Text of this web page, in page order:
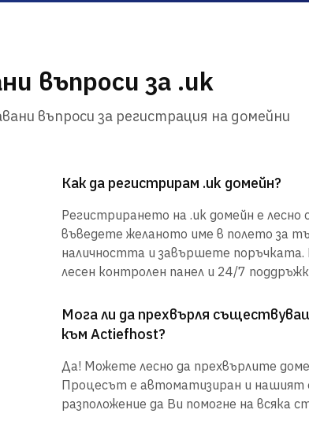
въпроси за .uk
въпроси за регистрация на домейни
Как да регистрирам .uk домейн?
Регистрирането на .uk домейн е лесно
въведете желаното име в полето за
наличността и завършете поръчката.
лесен контролен панел и 24/7
Мога ли да прехвърля
към Actiefhost?
Да! Можете лесно да прехвърлите
Процесът е автоматизиран и нашият
разположение да Ви помогне на всяка